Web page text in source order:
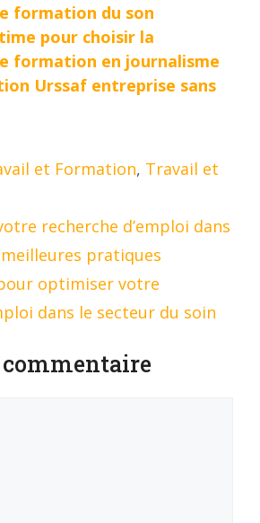
formation du son
pour choisir la
formation en journalisme
Urssaf entreprise sans
et Formation, Travail et
recherche d’emploi dans
meilleures pratiques
optimiser votre
dans le secteur du soin